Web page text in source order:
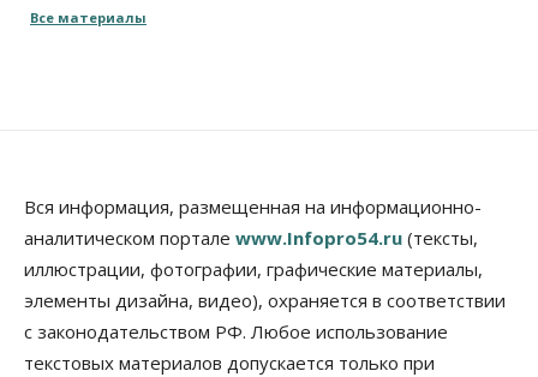
07 Августа 2026, 19:00
В аэропорту Толмачёво завершены работы по
бетонированию рулежных дорожек
07 Августа 2026, 17:00
Бизнес Недвижимость Общество
Новосибирцы стали реже оформлять
дома по упрощенной схеме
07 Августа 2026, 16:00
Все материалы
Вся информация, размещенная на информационно-
аналитическом портале www.Infopro54.ru (тексты,
иллюстрации, фотографии, графические материалы,
элементы дизайна, видео), охраняется в соответствии
с законодательством РФ. Любое использование
текстовых материалов допускается только при